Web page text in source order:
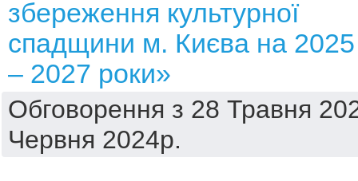
збереження культурної
спадщини м. Києва на 2025
– 2027 роки»
Обговорення з 28 Травня
Червня 2024р.